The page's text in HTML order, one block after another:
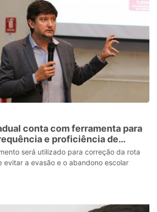
conta com ferramenta para
e proficiência de
redeserá utilizado para correção da rota
evitar a evasão e o abandono escolar